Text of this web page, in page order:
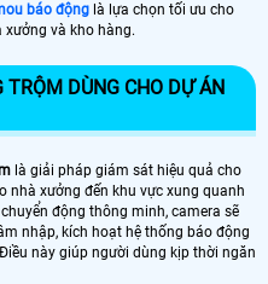
báo động là lựa chọn tối ưu cho
và kho hàng.
DÙNG CHO DỰ ÁN
là giải pháp giám sát hiệu quả cho
nhà xưởng đến khu vực xung quanh
động thông minh, camera sẽ
nhập, kích hoạt hệ thống báo động
này giúp người dùng kịp thời ngăn